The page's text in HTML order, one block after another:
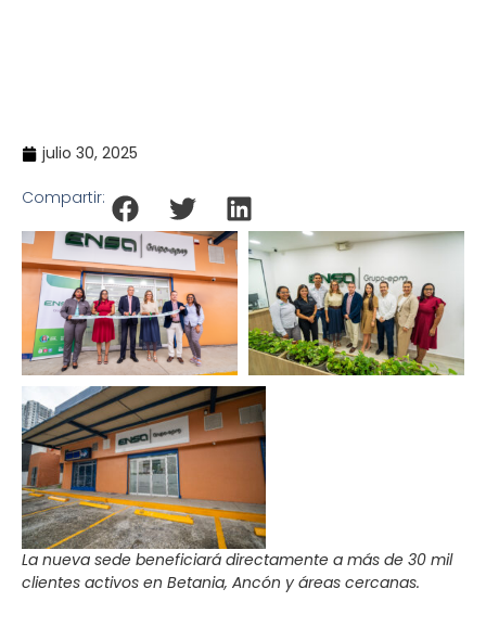
julio 30, 2025
Compartir:
La nueva sede beneficiará directamente a más de 30 mil
clientes activos en Betania, Ancón y áreas cercanas.